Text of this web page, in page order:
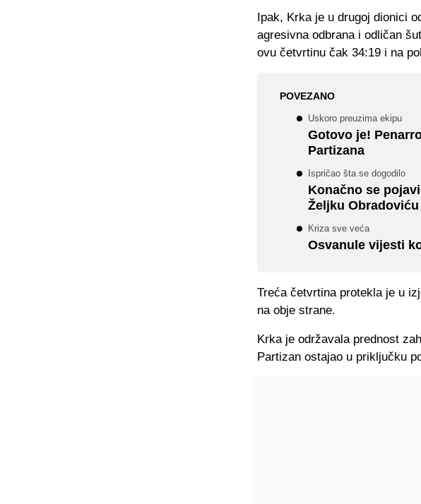
Ipak, Krka je u drugoj dionici
agresivna odbrana i odličan
ovu četvrtinu čak 34:19 i na
POVEZANO
Uskoro preuzima ekipu
Gotovo je!
Partizana
Ispričao šta se dogodilo
Konačno se
Željku
Kriza sve veća
Osvanule vijesti
Treća četvrtina protekla je u
na obje strane.
Krka je održavala prednost
Partizan ostajao u priključku